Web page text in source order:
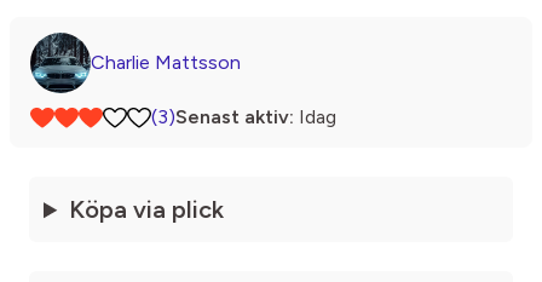
Charlie Mattsson
(3)Senast aktiv: Idag
Köpa via plick